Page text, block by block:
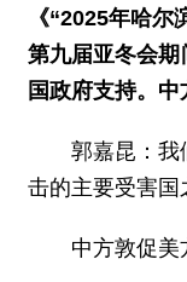
《“2025年哈
第九届亚冬会
国政府支持。中
郭嘉昆：我
击的主要受害
中方敦促